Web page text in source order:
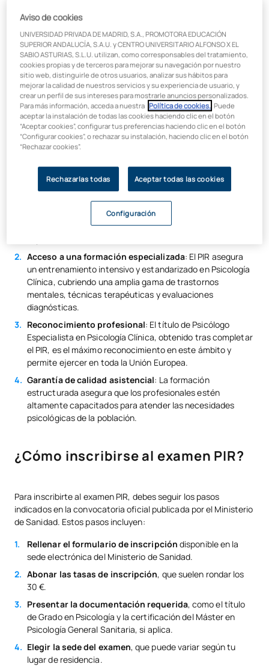
¿Qué ocurre después de aprobar el PIR?
Alternativas al PIR
Conclusión
La entrada al PIR está condicionada a la superación de un
examen nacional altamente competitivo. Este examen evalúa
los conocimientos teóricos y prácticos en diversasáreas de la
Psicología, y su objetivo es determinar si los candidatos
obtienen una de las plazas disponibles, que son limitadas.
¿Por qué es necesario el PIR?
La formación a través del PIR es esencial para garantizar la
sanitario público. Algunas de las razones principales incluyen:
Formación práctica supervisada: Durante los cuatro
años de residencia, los aspirantes rotan por distintas
unidades hospitalarias y centros sanitarios, trabajando
con pacientes reales bajo la supervisión de profesionales
Acceso a una formación especializada: El PIR asegura
un entrenamiento intensivo y estandarizado en Psicología
Clínica, cubriendo una amplia gama de trastornos
mentales, técnicas terapéuticas y evaluaciones
diagnósticas.
Reconocimiento profesional: El título de Psicólogo
Especialista en Psicología Clínica, obtenido tras completar
el PIR, es el máximo reconocimiento en este ámbito y
permite ejercer en toda la Unión Europea.
Garantía de calidad asistencial: La formación
estructurada asegura que los profesionales estén
altamente capacitados para atender las necesidades
psicológicas de la población.
¿Cómo inscribirse al examen PIR?
Para inscribirte al examen PIR, debes seguir los pasos
indicados en la convocatoria oficial publicada por el Ministerio
de Sanidad. Estos pasos incluyen:
Rellenar el formulario de inscripción disponible en la
sede electrónica del Ministerio de Sanidad.
Abonar las tasas de inscripción, que suelen rondar los
30 €.
Presentar la documentación requerida, como el título
de Grado en Psicología y la certificación del Máster en
Psicología General Sanitaria, si aplica.
Elegir la sede del examen, que puede variar según tu
lugar de residencia.
Aviso de cookies
UNIVERSIDAD PRIVADA DE MADRID, S.A., PROMOTORA EDUCACIÓN
SUPERIOR ANDALUCÍA, S.A.U. y CENTRO UNIVERSITARIO ALFONSO X EL
SABIO ASTURIAS, S.L.U. utilizan, como corresponsables del tratamiento,
cookies propias y de terceros para mejorar su navegación por nuestro
sitio web, distinguirle de otros usuarios, analizar sus hábitos para
mejorar la calidad de nuestros servicios y su experiencia de usuario, y
crear un perfil de sus intereses para mostrarle anuncios personalizados.
Para más información, acceda a nuestra Política de cookies. . Puede
aceptar la instalación de todas las cookies haciendo clic en el botón
“Aceptar cookies”, configurar tus preferencias haciendo clic en el botón
“Configurar cookies”, o rechazar su instalación, haciendo clic en el botón
“Rechazar cookies”.
Rechazarlas todas Aceptar todas las cookies
Configuración